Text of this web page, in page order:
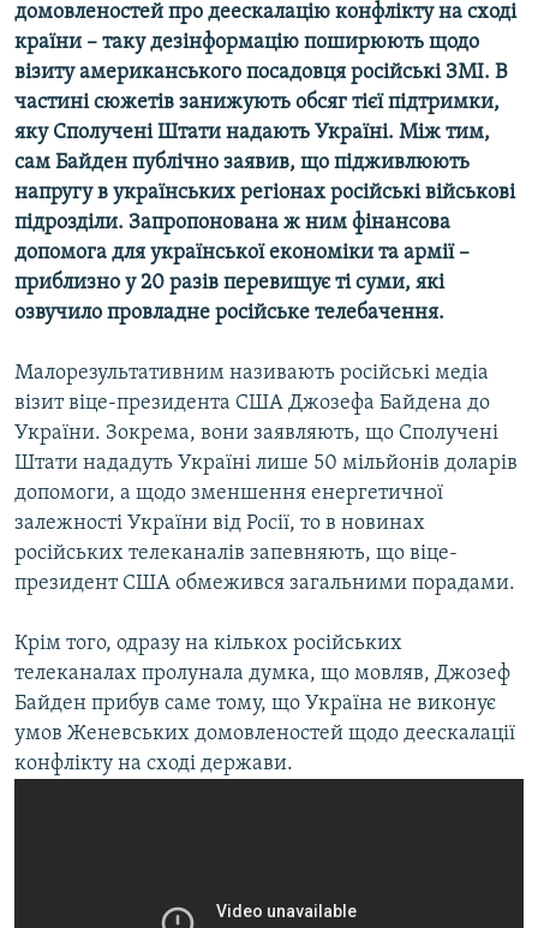
домовленостей про деескалацію конфлікту на сході
країни – таку дезінформацію поширюють щодо
візиту американського посадовця російські ЗМІ. В
частині сюжетів занижують обсяг тієї підтримки,
яку Сполучені Штати надають Україні. Між тим,
сам Байден публічно заявив, що підживлюють
напругу в українських регіонах російські військові
підрозділи. Запропонована ж ним фінансова
допомога для української економіки та армії –
приблизно у 20 разів перевищує ті суми, які
озвучило провладне російське телебачення.
Малорезультативним називають російські медіа
візит віце-президента США Джозефа Байдена до
України. Зокрема, вони заявляють, що Сполучені
Штати нададуть Україні лише 50 мільйонів доларів
допомоги, а щодо зменшення енергетичної
залежності України від Росії, то в новинах
російських телеканалів запевняють, що віце-
президент США обмежився загальними порадами.
Крім того, одразу на кількох російських
телеканалах пролунала думка, що мовляв, Джозеф
Байден прибув саме тому, що Україна не виконує
умов Женевських домовленостей щодо деескалації
конфлікту на сході держави.